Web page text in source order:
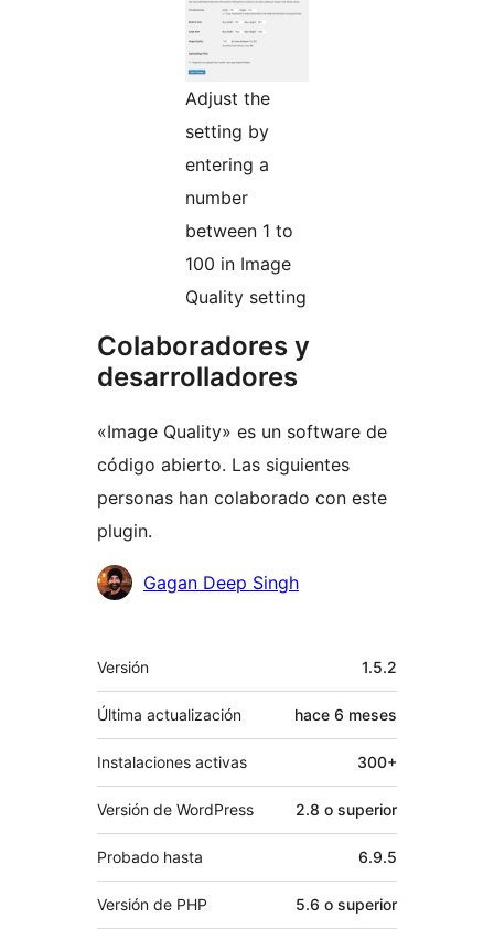
Adjust the
setting by
entering a
number
between 1 to
100 in Image
Quality setting
Colaboradores y
desarrolladores
«Image Quality» es un software de
código abierto. Las siguientes
personas han colaborado con este
plugin.
Colaboradores
Gagan Deep Singh
Meta
Versión 1.5.2
Última actualización hace 6 meses
Instalaciones activas 300+
Versión de WordPress 2.8 o superior
Probado hasta 6.9.5
Versión de PHP 5.6 o superior